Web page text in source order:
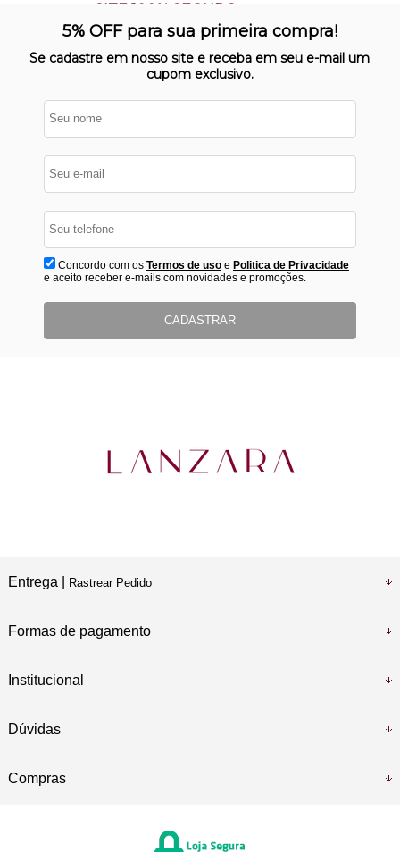
SITE 100% SEGURO
Nosso site opera em ambiente
protegido
5% OFF para sua primeira compra!
Se cadastre em nosso site e receba em seu e-mail um
cupom exclusivo.
Concordo com os Termos de usoe Politica de Privacidade
e aceito receber e-mails com novidades e promoções.
CADASTRAR
Entrega | Rastrear Pedido
Formas de pagamento
Institucional
Dúvidas
Compras